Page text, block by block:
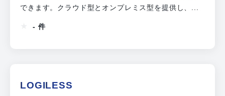
できます。クラウド型とオンプレミス型を提供し、...
- 件
LOGILESS